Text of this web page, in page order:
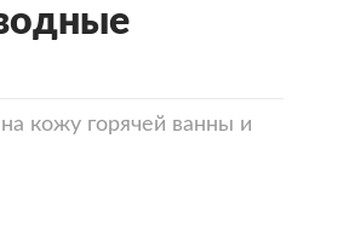
кожу горячей ванны и